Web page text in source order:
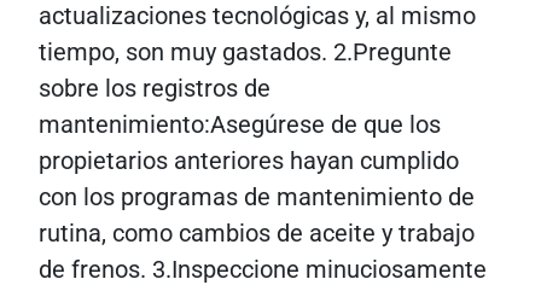
actualizaciones tecnológicas y, al mismo
tiempo, son muy gastados. 2.Pregunte
sobre los registros de
mantenimiento:Asegúrese de que los
propietarios anteriores hayan cumplido
con los programas de mantenimiento de
rutina, como cambios de aceite y trabajo
de frenos. 3.Inspeccione minuciosamente